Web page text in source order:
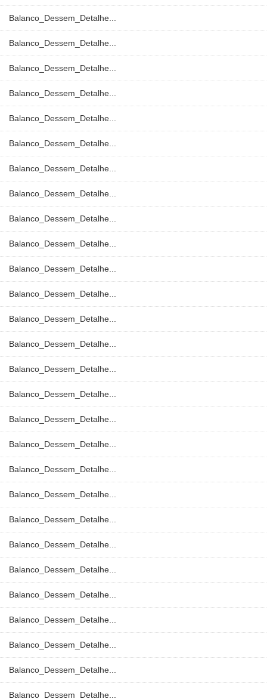
Balanco_Dessem_Detalhe...
Balanco_Dessem_Detalhe...
Balanco_Dessem_Detalhe...
Balanco_Dessem_Detalhe...
Balanco_Dessem_Detalhe...
Balanco_Dessem_Detalhe...
Balanco_Dessem_Detalhe...
Balanco_Dessem_Detalhe...
Balanco_Dessem_Detalhe...
Balanco_Dessem_Detalhe...
Balanco_Dessem_Detalhe...
Balanco_Dessem_Detalhe...
Balanco_Dessem_Detalhe...
Balanco_Dessem_Detalhe...
Balanco_Dessem_Detalhe...
Balanco_Dessem_Detalhe...
Balanco_Dessem_Detalhe...
Balanco_Dessem_Detalhe...
Balanco_Dessem_Detalhe...
Balanco_Dessem_Detalhe...
Balanco_Dessem_Detalhe...
Balanco_Dessem_Detalhe...
Balanco_Dessem_Detalhe...
Balanco_Dessem_Detalhe...
Balanco_Dessem_Detalhe...
Balanco_Dessem_Detalhe...
Balanco_Dessem_Detalhe...
Balanco_Dessem_Detalhe...